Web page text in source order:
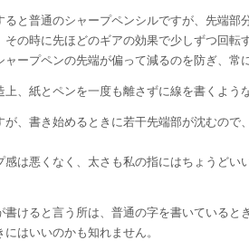
ると普通のシャープペンシルですが、先端
その時に先ほどのギアの効果で少しずつ回転
ャープペンの先端が偏って減るのを防ぎ、常
上、紙とペンを一度も離さずに線を書くよう
が、書き始めるときに若干先端部が沈むの
感は悪くなく、太さも私の指にはちょうど
書けると言う所は、普通の字を書いている
はいいのかも知れません。